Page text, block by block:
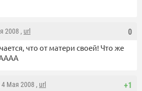
0
2008 , url
что от матери своей! Что же
АААА
+1
4 Мая 2008 , url